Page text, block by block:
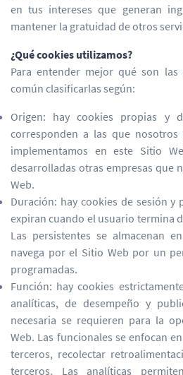
en tus intereses que generan
mantener la gratuidad de otros
¿Qué cookies utilizamos?
Para entender mejor qué son
común clasificarlas según:
Origen: hay cookies propias y
corresponden a las que nosotros
implementamos en este Sitio
desarrolladas otras empresas que
Web.
Duración: hay cookies de sesión y
expiran cuando el usuario termina
Las persistentes se almacenan
navega por el Sitio Web por un
programadas.
Función: hay cookies
analíticas, de desempeño y
necesaria se requieren para la
Web. Las funcionales se enfocan
terceros, recolectar
terceros. Las analíticas